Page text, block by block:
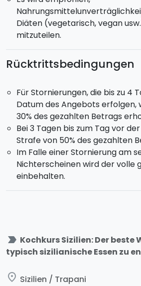
Diäten (vegetarisch, vegan
mitzuteilen.
Rücktrittsbedingungen
Für Stornierungen, die bis zu 4
Datum des Angebots erfolgen,
30% des gezahlten Betrags
Bei 3 Tagen bis zum Tag vor
Strafe von 50% des gezahlten
Im Falle einer Stornierung am
Nichterscheinen wird der volle
einbehalten.
label_important Kochkurs Sizilien: Der beste
typisch sizilianische Essen zu
place Sizilien / Trapani